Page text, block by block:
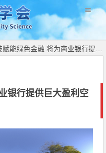
能绿色金融 将为商业银行提供巨大盈利空间
银行提供巨大盈利空